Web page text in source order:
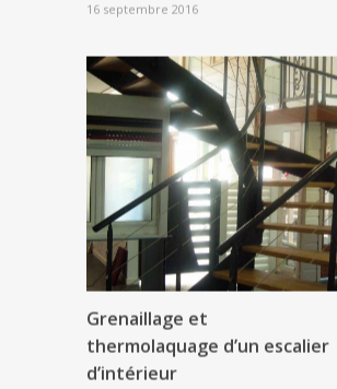
16 septembre 2016
Grenaillage et
thermolaquage d’un escalier
d’intérieur